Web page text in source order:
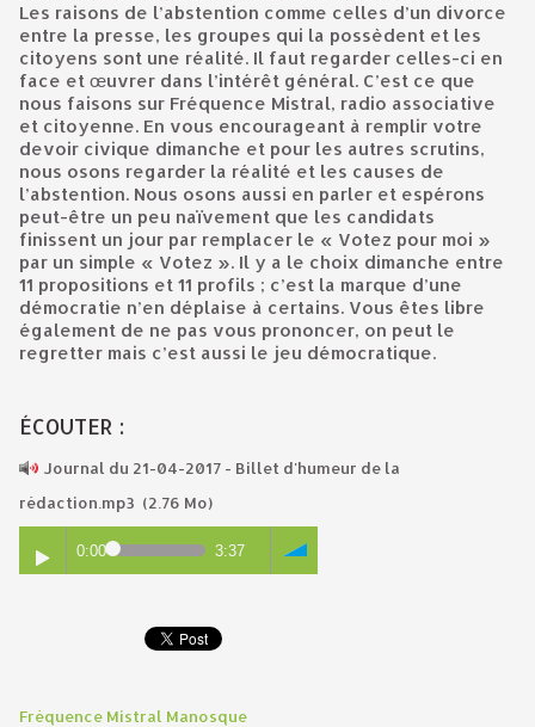
Les raisons de l’abstention comme celles d’un divorce
entre la presse, les groupes qui la possèdent et les
citoyens sont une réalité. Il faut regarder celles-ci en
face et œuvrer dans l’intérêt général. C’est ce que
nous faisons sur Fréquence Mistral, radio associative
et citoyenne. En vous encourageant à remplir votre
devoir civique dimanche et pour les autres scrutins,
nous osons regarder la réalité et les causes de
l’abstention. Nous osons aussi en parler et espérons
peut-être un peu naïvement que les candidats
finissent un jour par remplacer le « Votez pour moi »
par un simple « Votez ». Il y a le choix dimanche entre
11 propositions et 11 profils ; c’est la marque d’une
démocratie n’en déplaise à certains. Vous êtes libre
également de ne pas vous prononcer, on peut le
regretter mais c’est aussi le jeu démocratique.
ÉCOUTER :
Journal du 21-04-2017 - Billet d'humeur de la
rédaction.mp3 (2.76 Mo)
0:00 3:37
Fréquence Mistral Manosque